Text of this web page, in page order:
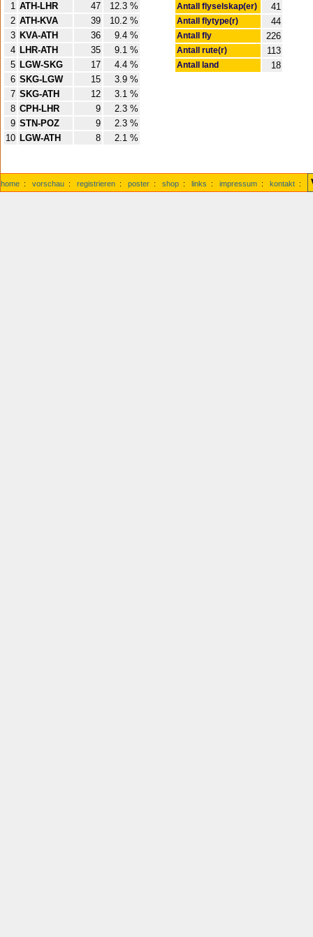
1 ATH-LHR 47
12.3 %
2 ATH-KVA 39
10.2 %
3 KVA-ATH 36
9.4 %
4 LHR-ATH 35
9.1 %
5 LGW-SKG 17
4.4 %
6 SKG-LGW 15
3.9 %
7 SKG-ATH 12
3.1 %
8 CPH-LHR 9
2.3 %
9 STN-POZ 9
2.3 %
10 LGW-ATH 8 2.1 %
Antall flyselskap(er) 41
Antall flytype(r) 44
Antall fly 226
Antall rute(r) 113
Antall land 18
home : vorschau : registrieren : poster : shop : links : impressum : kontakt :